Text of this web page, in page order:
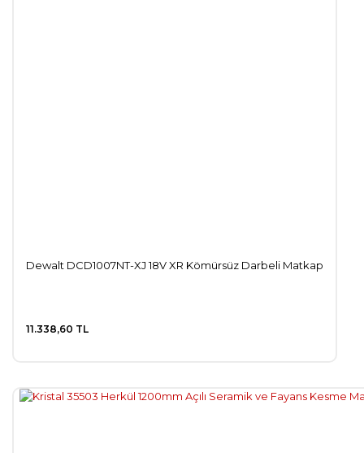
Dewalt DCD1007NT-XJ 18V XR Kömürsüz Darbeli Matkap
11.338,60 TL